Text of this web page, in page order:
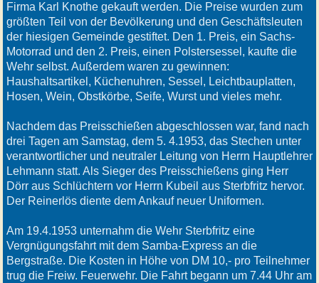
Firma Karl Knothe gekauft werden. Die Preise wurden zum
größten Teil von der Bevölkerung und den Geschäftsleuten
der hiesigen Gemeinde gestiftet. Den 1. Preis, ein Sachs-
Motorrad und den 2. Preis, einen Polstersessel, kaufte die
Wehr selbst. Außerdem waren zu gewinnen:
Haushaltsartikel, Küchenuhren, Sessel, Leichtbauplatten,
Hosen, Wein, Obstkörbe, Seife, Wurst und vieles mehr.
Nachdem das Preisschießen abgeschlossen war, fand nach
drei Tagen am Samstag, dem 5. 4.1953, das Stechen unter
verantwortlicher und neutraler Leitung von Herrn Hauptlehrer
Lehmann statt. Als Sieger des Preisschießens ging Herr
Dörr aus Schlüchtern vor Herrn Kubeil aus Sterbfritz hervor.
Der Reinerlös diente dem Ankauf neuer Uniformen.
Am 19.4.1953 unternahm die Wehr Sterbfritz eine
Vergnügungsfahrt mit dem Samba-Express an die
Bergstraße. Die Kosten in Höhe von DM 10,- pro Teilnehmer
trug die Freiw. Feuerwehr. Die Fahrt begann um 7.44 Uhr am